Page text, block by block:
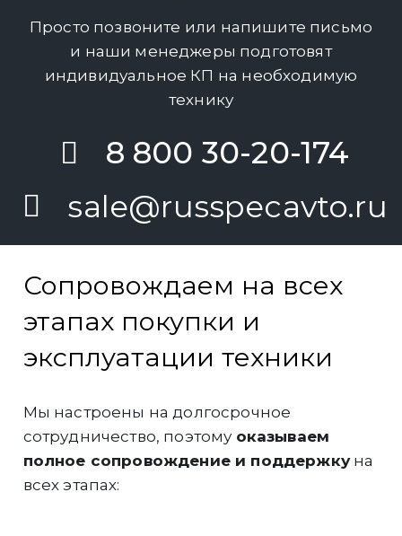
Просто позвоните или напишите письмо
и наши менеджеры подготовят
индивидуальное КП на необходимую
технику
8 800 30-20-174
sale@russpecavto.ru
Сопровождаем на всех
этапах покупки и
эксплуатации техники
Мы настроены на долгосрочное
сотрудничество, поэтому оказываем
полное сопровождение и поддержкуна
всех этапах: